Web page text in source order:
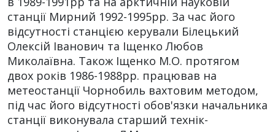
станції Мирний 1992-1995рр. За час його
відсутності станцією керували Білецький
Олексій Іванович та Іщенко Любов
Миколаївна. Також Іщенко М.О. протягом
двох років 1986-1988рр. працював на
метеостанції Чорнобиль вахтовим методом,
під час його відсутності обов'язки начальника
станції виконувала старший технік-